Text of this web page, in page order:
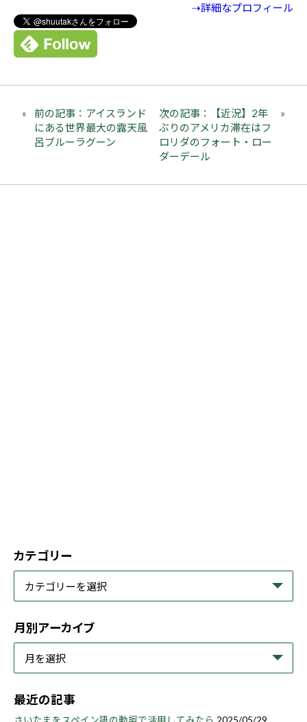
⇢詳細なプロフィール
前の記事：アイスランド
にある世界最大の露天風
呂ブルーラグーン
次の記事：【近況】2年
ぶりのアメリカ滞在はフ
ロリダのフォート・ロー
ダーデール
カテゴリー
月別アーカイブ
最近の記事
さいたまをスペイン語の動詞で活用してみたら 2025/05/29